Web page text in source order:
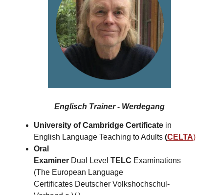
Englisch Trainer - Werdegang
University of Cambridge Certificatein
English Language Teaching to Adults (CELTA)
Oral
ExaminerDual Level TELC Examinations
(The European Language
Certificates Deutscher Volkshochschul-